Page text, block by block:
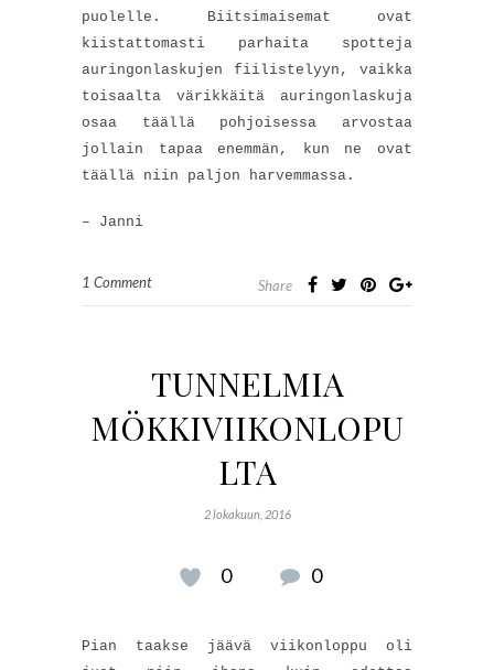
puolelle. Biitsimaisemat ovat
kiistattomasti parhaita spotteja
auringonlaskujen fiilistelyyn, vaikka
toisaalta värikkäitä auringonlaskuja
osaa täällä pohjoisessa arvostaa
jollain tapaa enemmän, kun ne ovat
täällä niin paljon harvemmassa.
– Janni
1 Comment Share
TUNNELMIA
MÖKKIVIIKONLOPU
LTA
2 lokakuun, 2016
0 0
Pian taakse jäävä viikonloppu oli